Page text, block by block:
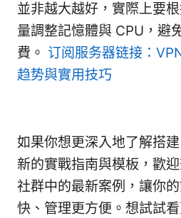
並非越大越好，實際上要
量調整記憶體與 CPU，避
費。 订阅服务器链接：
趋势與實用技巧
如果你想更深入地了解搭
新的實戰指南與模板，歡
社群中的最新案例，讓你
快、管理更方便。想試試